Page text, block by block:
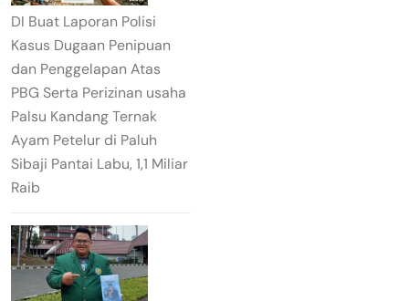
DI Buat Laporan Polisi
Kasus Dugaan Penipuan
dan Penggelapan Atas
PBG Serta Perizinan usaha
Palsu Kandang Ternak
Ayam Petelur di Paluh
Sibaji Pantai Labu, 1,1 Miliar
Raib